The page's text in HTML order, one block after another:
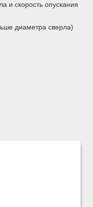
и скорость опускания
диаметра сверла)